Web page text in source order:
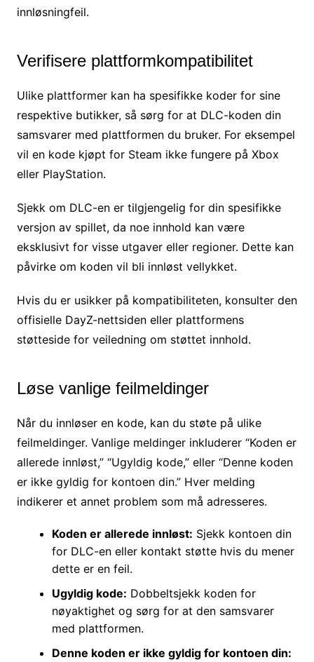
innløsningfeil.
Verifisere plattformkompatibilitet
Ulike plattformer kan ha spesifikke koder for sine
respektive butikker, så sørg for at DLC-koden din
samsvarer med plattformen du bruker. For eksempel
vil en kode kjøpt for Steam ikke fungere på Xbox
eller PlayStation.
Sjekk om DLC-en er tilgjengelig for din spesifikke
versjon av spillet, da noe innhold kan være
eksklusivt for visse utgaver eller regioner. Dette kan
påvirke om koden vil bli innløst vellykket.
Hvis du er usikker på kompatibiliteten, konsulter den
offisielle DayZ-nettsiden eller plattformens
støtteside for veiledning om støttet innhold.
Løse vanlige feilmeldinger
Når du innløser en kode, kan du støte på ulike
feilmeldinger. Vanlige meldinger inkluderer “Koden er
allerede innløst,” “Ugyldig kode,” eller “Denne koden
er ikke gyldig for kontoen din.” Hver melding
indikerer et annet problem som må adresseres.
Koden er allerede innløst: Sjekk kontoen din
for DLC-en eller kontakt støtte hvis du mener
dette er en feil.
Ugyldig kode: Dobbeltsjekk koden for
nøyaktighet og sørg for at den samsvarer
med plattformen.
Denne koden er ikke gyldig for kontoen din: